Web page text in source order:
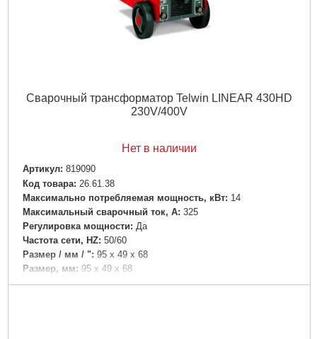
Сварочный трансформатор Telwin LINEAR 430HD
230V/400V
Нет в наличии
Артикул: 819090
Код товара: 26.61.38
Максимально потребляемая мощность, кВт: 14
Максимальный сварочный ток, А: 325
Регулировка мощности: Да
Частота сети, HZ: 50/60
Размер / мм / ": 95 x 49 x 68
Размер, мм: 95 x 49 x 68
Гарантия, мес.: 12